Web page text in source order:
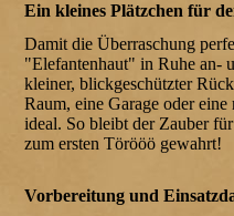
Ein kleines Plätzchen für
Damit die Überraschung
"Elefantenhaut" in Ruhe an-
kleiner, blickgeschützter
Raum, eine Garage oder
ideal. So bleibt der Zauber
zum ersten Törööö gewahrt!
Vorbereitung und